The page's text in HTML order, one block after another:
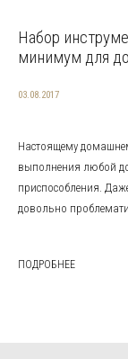
Набор
минимум для
03.08.2017
Настоящему
выполнения любой
приспособления.
довольно
ПОДРОБНЕЕ